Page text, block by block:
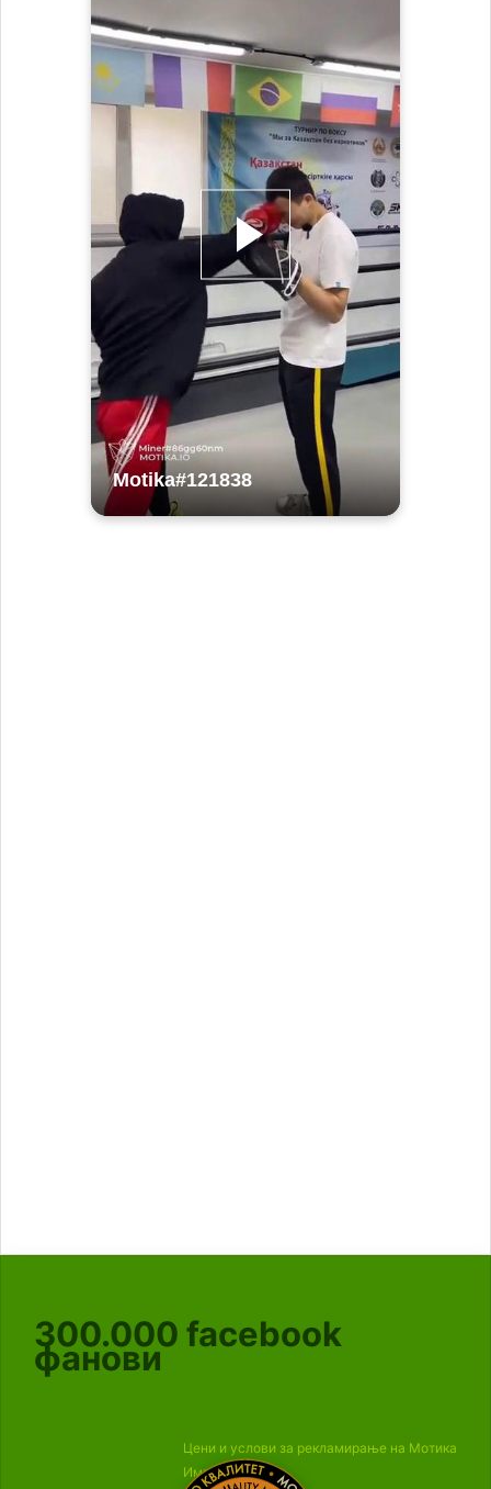
300.000 facebook
фанови
Цени и услови за рекламирање на Мотика
Импресум